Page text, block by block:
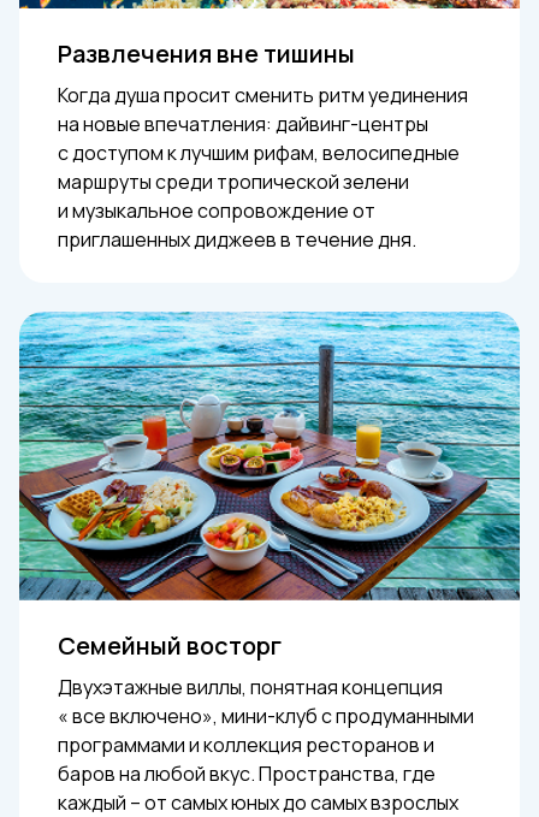
Развлечения вне тишины
Когда душа просит сменить ритм уединения
на новые впечатления: дайвинг-центры
с доступом к лучшим рифам, велосипедные
маршруты среди тропической зелени
и музыкальное сопровождение от
приглашенных диджеев в течение дня.
Семейный восторг
Двухэтажные виллы, понятная концепция
« все включено», мини-клуб с продуманными
программами и коллекция ресторанов и
баров на любой вкус. Пространства, где
каждый – от самых юных до самых взрослых